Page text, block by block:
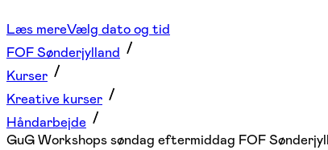
Læs mereVælg dato og tid
FOF Sønderjylland
Kurser
Kreative kurser
Håndarbejde
GuG Workshops søndag eftermiddag FOF